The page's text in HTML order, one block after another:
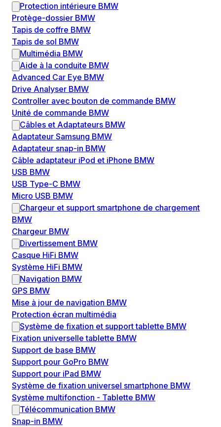
Protection intérieure BMW
Protège-dossier BMW
Tapis de coffre BMW
Tapis de sol BMW
Multimédia BMW
Aide à la conduite BMW
Advanced Car Eye BMW
Drive Analyser BMW
Controller avec bouton de commande BMW
Unité de commande BMW
Câbles et Adaptateurs BMW
Adaptateur Samsung BMW
Adaptateur snap-in BMW
Câble adaptateur iPod et iPhone BMW
USB BMW
USB Type-C BMW
Micro USB BMW
Chargeur et support smartphone de chargement
BMW
Chargeur BMW
Divertissement BMW
Casque HiFi BMW
Système HiFi BMW
Navigation BMW
GPS BMW
Mise à jour de navigation BMW
Protection écran multimédia
Système de fixation et support tablette BMW
Fixation universelle tablette BMW
Support de base BMW
Support pour GoPro BMW
Support pour iPad BMW
Système de fixation universel smartphone BMW
Système multifonction - Tablette BMW
Télécommunication BMW
Snap-in BMW